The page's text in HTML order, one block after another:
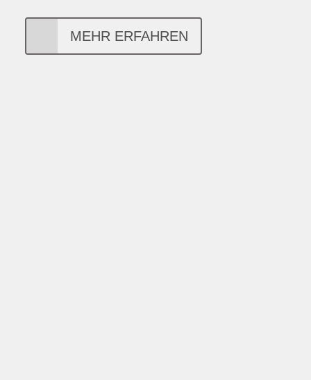
MEHR ERFAHREN